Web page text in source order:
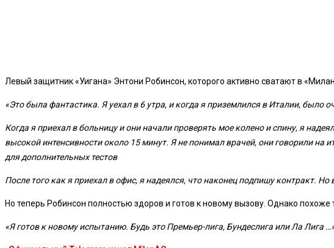
Левый защитник «Уигана» Энтони Робинсон, которого активно сватают в
«Это была фантастика. Я уехал в 6 утра, и когда я приземлился в Италии,
Когда я приехал в больницу и они начали проверять мое колено и спину, я
высокой интенсивности около 15 минут. Я не понимал врачей, они говорили
для дополнительных тестов
После того как я приехал в офис, я надеялся, что наконец подпишу контракт.
Но теперь Робинсон полностью здоров и готов к новому вызову. Однако
«Я готов к новому испытанию. Будь это Премьер-лига, Бундеслига или Ла Лига